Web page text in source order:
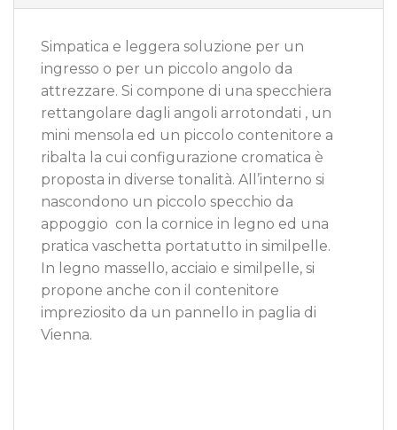
Simpatica e leggera soluzione per un
ingresso o per un piccolo angolo da
attrezzare. Si compone di una specchiera
rettangolare dagli angoli arrotondati , un
mini mensola ed un piccolo contenitore a
ribalta la cui configurazione cromatica è
proposta in diverse tonalità. All’interno si
nascondono un piccolo specchio da
appoggio con la cornice in legno ed una
pratica vaschetta portatutto in similpelle.
In legno massello, acciaio e similpelle, si
propone anche con il contenitore
impreziosito da un pannello in paglia di
Vienna.